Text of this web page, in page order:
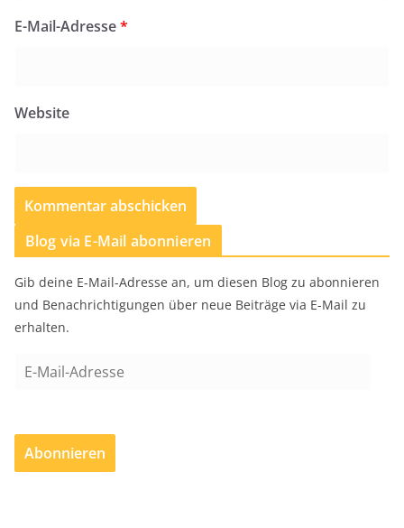
E-Mail-Adresse*
Website
Blog via E-Mail abonnieren
Gib deine E-Mail-Adresse an, um diesen Blog zu abonnieren
und Benachrichtigungen über neue Beiträge via E-Mail zu
erhalten.
a
l
Abonnieren